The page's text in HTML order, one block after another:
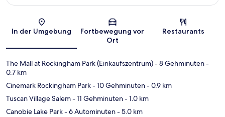
Karte
In der Umgebung
Fortbewegung vor
Ort
Restaurants
The Mall at Rockingham Park (Einkaufszentrum)- 8 Gehminuten-
0.7 km
Cinemark Rockingham Park- 10 Gehminuten- 0.9 km
Tuscan Village Salem- 11 Gehminuten- 1.0 km
Canobie Lake Park- 6 Autominuten- 5.0 km